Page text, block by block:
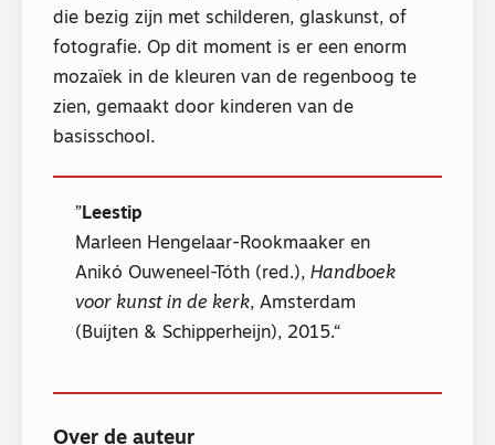
die bezig zijn met schilderen, glaskunst, of
fotografie. Op dit moment is er een enorm
mozaïek in de kleuren van de regenboog te
zien, gemaakt door kinderen van de
basisschool.
Leestip
Marleen Hengelaar-Rookmaaker en
Anikó Ouweneel-Tóth (red.), Handboek
voor kunst in de kerk, Amsterdam
(Buijten & Schipperheijn), 2015.
Over de auteur